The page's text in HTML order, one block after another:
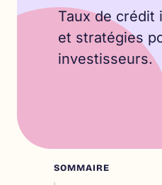
Taux de crédit
et stratégies
investisseurs.
SOMMAIRE